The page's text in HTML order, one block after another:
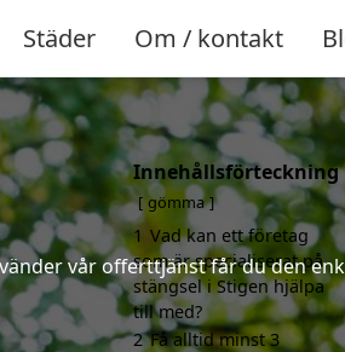
Städer Om / kontakt
vår offerttjänst får du den
Innehållsförteckning
gömma
1 Vad kan ett företag
som är specialiserat på
stängsel i Stigen hjälpa
till med?
2 Få alltid minst 3